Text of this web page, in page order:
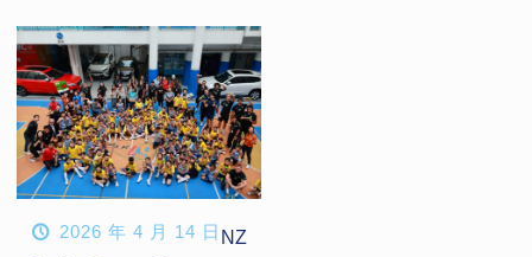
2026 年 4 月 14 日 NZ